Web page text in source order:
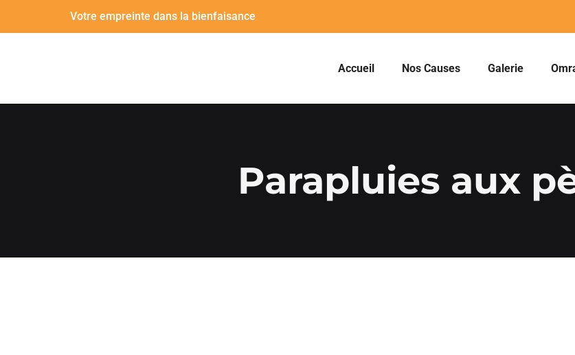
Votre empreinte dans la bienfaisance
Accueil Nos Causes Galerie
Parapluies aux